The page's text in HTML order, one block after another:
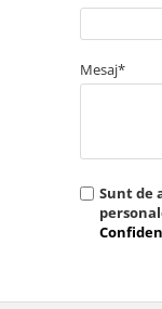
Mesaj*
Sunt de